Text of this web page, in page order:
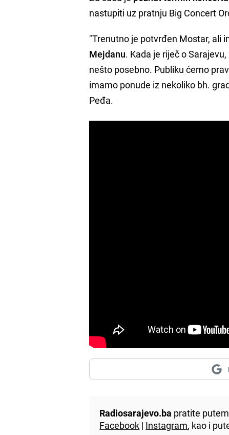
nastupiti uz pratnju Big Concert
"Trenutno je potvrđen Mostar, ali
Mejdanu. Kada je riječ o
nešto posebno. Publiku ćemo
imamo ponude iz nekoliko bh.
Peđa.
Radiosarajevo.ba pratite
Facebook | Instagram, kao i